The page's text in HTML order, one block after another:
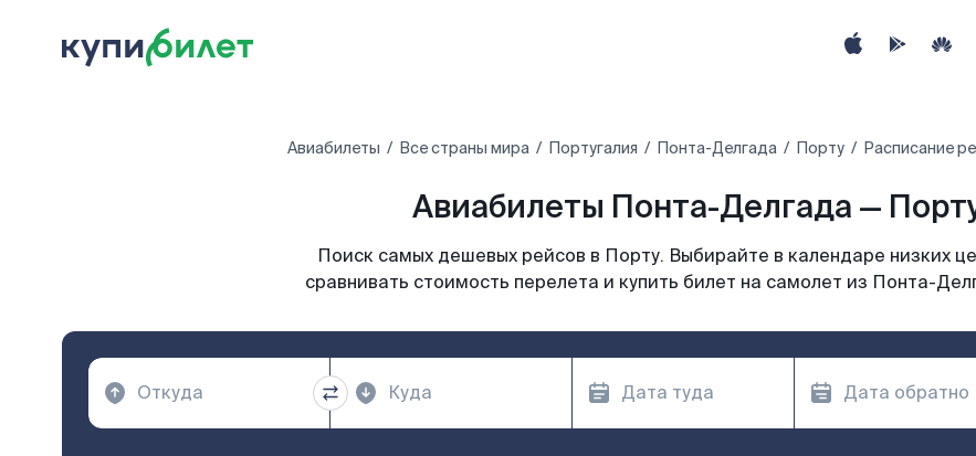
Авиабилеты Все страны мира Португалия Понта-Делгада Порту Расписание
Авиабилеты Понта-Делгада —
Поиск самых дешевых рейсов в Порту. Выбирайте в календаре низких
сравнивать стоимость перелета и купить билет на самолет из Понта-